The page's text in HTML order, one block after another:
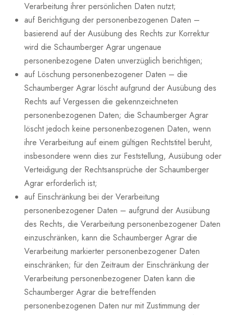
Verarbeitung ihrer persönlichen Daten nutzt;
auf Berichtigung der personenbezogenen Daten –
basierend auf der Ausübung des Rechts zur Korrektur
wird die Schaumberger Agrar ungenaue
personenbezogene Daten unverzüglich berichtigen;
auf Löschung personenbezogener Daten – die
Schaumberger Agrar löscht aufgrund der Ausübung des
Rechts auf Vergessen die gekennzeichneten
personenbezogenen Daten; die Schaumberger Agrar
löscht jedoch keine personenbezogenen Daten, wenn
ihre Verarbeitung auf einem gültigen Rechtstitel beruht,
insbesondere wenn dies zur Feststellung, Ausübung oder
Verteidigung der Rechtsansprüche der Schaumberger
Agrar erforderlich ist;
auf Einschränkung bei der Verarbeitung
personenbezogener Daten – aufgrund der Ausübung
des Rechts, die Verarbeitung personenbezogener Daten
einzuschränken, kann die Schaumberger Agrar die
Verarbeitung markierter personenbezogener Daten
einschränken; für den Zeitraum der Einschränkung der
Verarbeitung personenbezogener Daten kann die
Schaumberger Agrar die betreffenden
personenbezogenen Daten nur mit Zustimmung der